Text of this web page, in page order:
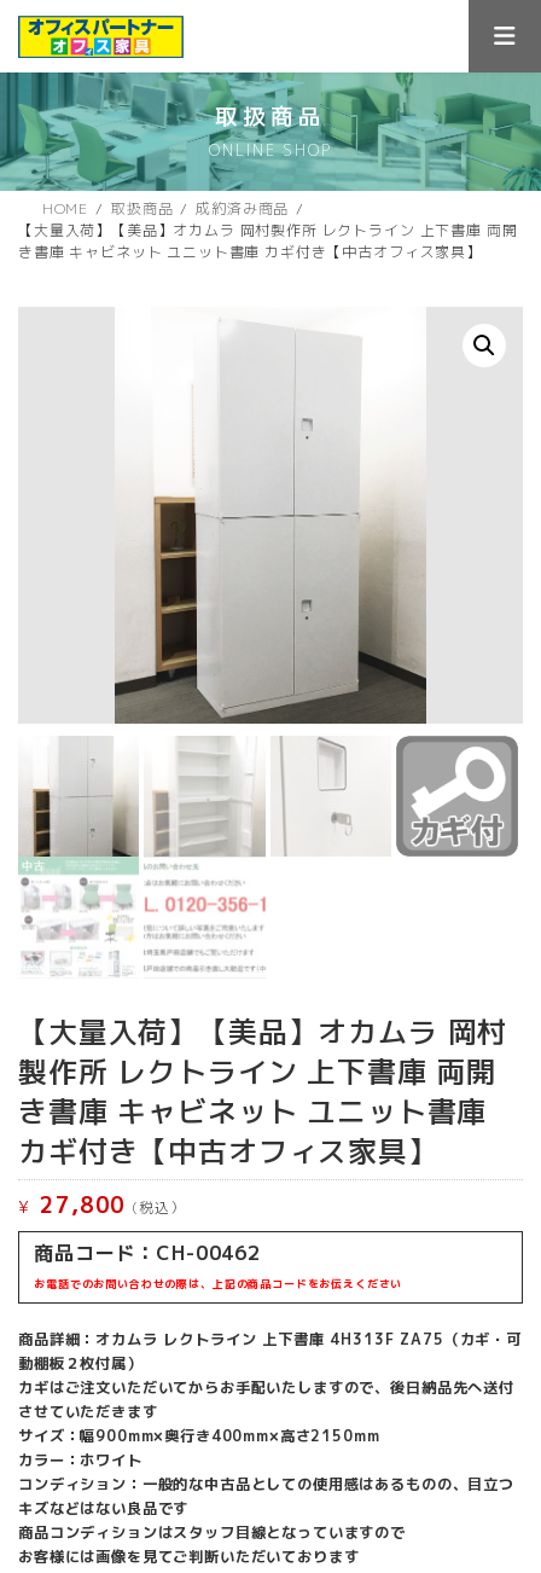
ス
キ
ン
に
取扱商品
ONLINE SHOP
HOME 取扱商品
成約済み商品
【大量入荷】【美品】オカムラ 岡村製作所 レクトライン 上下書庫 両開
き書庫 キャビネット ユニット書庫 カギ付き【中古オフィス家具】
【大量入荷】【美品】オカムラ 岡村
製作所 レクトライン 上下書庫 両開
き書庫 キャビネット ユニット書庫
カギ付き【中古オフィス家具】
¥ 27,800 (税込）
商品コード：CH-00462
お電話でのお問い合わせの際は、上記の商品コードをお伝えください
商品詳細：オカムラ レクトライン 上下書庫 4H313F ZA75（カギ・可
動棚板２枚付属）
カギはご注文いただいてからお手配いたしますので、後日納品先へ送付
させていただきます
サイズ：幅900mm×奥行き400mm×高さ2150mm
カラー：ホワイト
コンディション：一般的な中古品としての使用感はあるものの、目立つ
キズなどはない良品です
商品コンディションはスタッフ目線となっていますので
お客様には画像を見てご判断いただいております